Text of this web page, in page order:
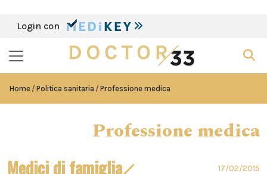
Login con
Home Politica sanitaria Professione medica
Professione medica
Medici di famiglia 17/02/2015